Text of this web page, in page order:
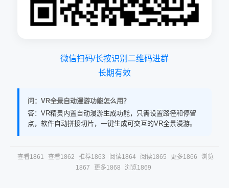
微信扫码/长按识别二维码进群
长期有效
问：VR全景自动漫游功能怎么用？
答：VR精灵内置自动漫游生成功能，只需设置路径和停留
点，软件自动拼接切片，一键生成可交互的VR全景漫游。
查看1861 查看1862 推荐1863 阅读1864 阅读1865 更多1866
浏览
1867
更多1868 浏览1869